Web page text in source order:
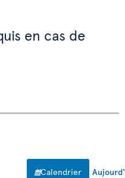
en cas de
Calendrier